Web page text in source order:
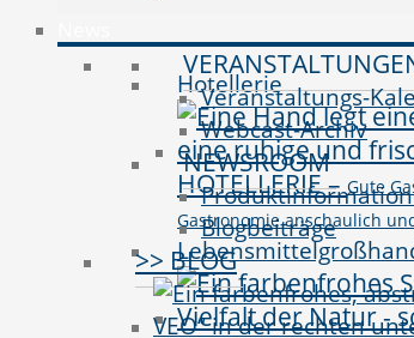
Hotellerie
HOTELLERIE–Gute
Gastronomie anschaulich
Veranstaltungs-
Webcast-Archiv
NEWSROOM
Blogbeiträge
>> BLOG